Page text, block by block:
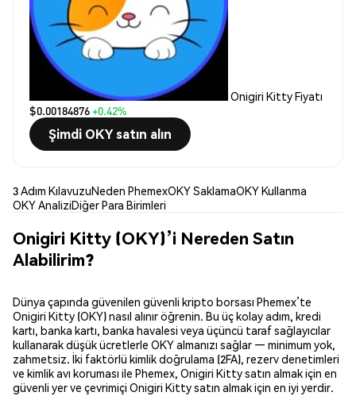
Onigiri Kitty Fiyatı
$0.00184876+0.42%
Şimdi OKY satın alın
3 Adım KılavuzuNeden PhemexOKY SaklamaOKY Kullanma
OKY AnaliziDiğer Para Birimleri
Onigiri Kitty (OKY)’i Nereden Satın
Alabilirim?
Dünya çapında güvenilen güvenli kripto borsası Phemex’te
Onigiri Kitty (OKY) nasıl alınır öğrenin. Bu üç kolay adım, kredi
kartı, banka kartı, banka havalesi veya üçüncü taraf sağlayıcılar
kullanarak düşük ücretlerle OKY almanızı sağlar — minimum yok,
zahmetsiz. İki faktörlü kimlik doğrulama (2FA), rezerv denetimleri
ve kimlik avı koruması ile Phemex, Onigiri Kitty satın almak için en
güvenli yer ve çevrimiçi Onigiri Kitty satın almak için en iyi yerdir.